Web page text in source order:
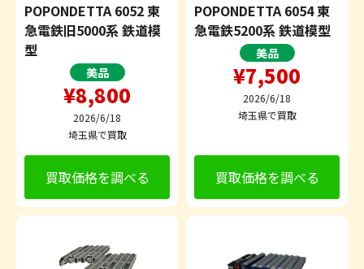
POPONDETTA 6052 東
急電鉄旧5000系 鉄道模
型
美品
¥8,800
2026/6/18
埼玉県で買取
買取価格を調べる
POPONDETTA 6054 東
急電鉄5200系 鉄道模型
美品
¥7,500
2026/6/18
埼玉県で買取
買取価格を調べる